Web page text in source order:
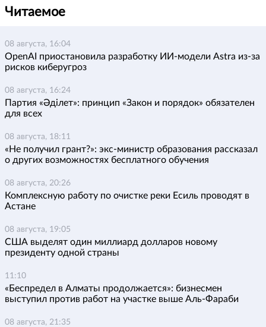
Читаемое
08 августа, 16:04
OpenAI приостановила разработку ИИ-модели Astra из-за
рисков киберугроз
08 августа, 16:24
Партия «Әділет»: принцип «Закон и порядок» обязателен
для всех
08 августа, 18:11
«Не получил грант?»: экс-министр образования рассказал
о других возможностях бесплатного обучения
08 августа, 20:26
Комплексную работу по очистке реки Есиль проводят в
Астане
08 августа, 19:05
США выделят один миллиард долларов новому
президенту одной страны
11:10
«Беспредел в Алматы продолжается»: бизнесмен
выступил против работ на участке выше Аль-Фараби
08 августа, 21:35